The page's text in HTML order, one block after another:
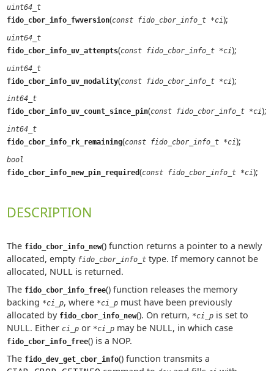
uint64_t
fido_cbor_info_fwversion(const fido_cbor_info_t *ci);
uint64_t
fido_cbor_info_uv_attempts(const fido_cbor_info_t *ci);
uint64_t
fido_cbor_info_uv_modality(const fido_cbor_info_t *ci);
int64_t
fido_cbor_info_uv_count_since_pin(const fido_cbor_info_t *ci);
int64_t
fido_cbor_info_rk_remaining(const fido_cbor_info_t *ci);
bool
fido_cbor_info_new_pin_required(const fido_cbor_info_t *ci);
DESCRIPTION
The fido_cbor_info_new() function returns a pointer to a newly
allocated, empty fido_cbor_info_ttype. If memory cannot be
allocated, NULL is returned.
The fido_cbor_info_free() function releases the memory
backing *ci_p, where *ci_pmust have been previously
allocated by fido_cbor_info_new(). On return, *ci_pis set to
NULL. Either ci_por *ci_pmay be NULL, in which case
fido_cbor_info_free() is a NOP.
The fido_dev_get_cbor_info() function transmits a